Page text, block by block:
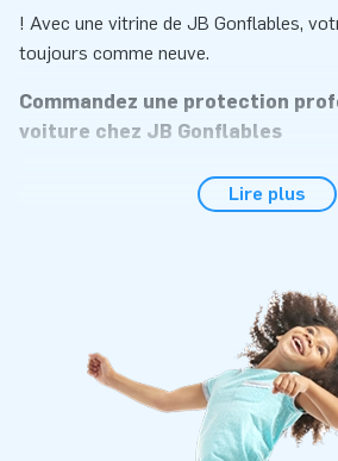
! Avec une vitrine de JB Gonflables,
toujours comme neuve.
Commandez une protection
voiture chez JB Gonflables
Chez JB Gonflables, vous pouvez
rapidement une tente abri gonflable
un toit permanent. Comment
protection gonflable de voiture de JB
simple: garez votre voiture dans le
fermez la housse de protection. Vous
de voiture ? Alors, vous devez tirer
protection transparente sur votre
Lire plus